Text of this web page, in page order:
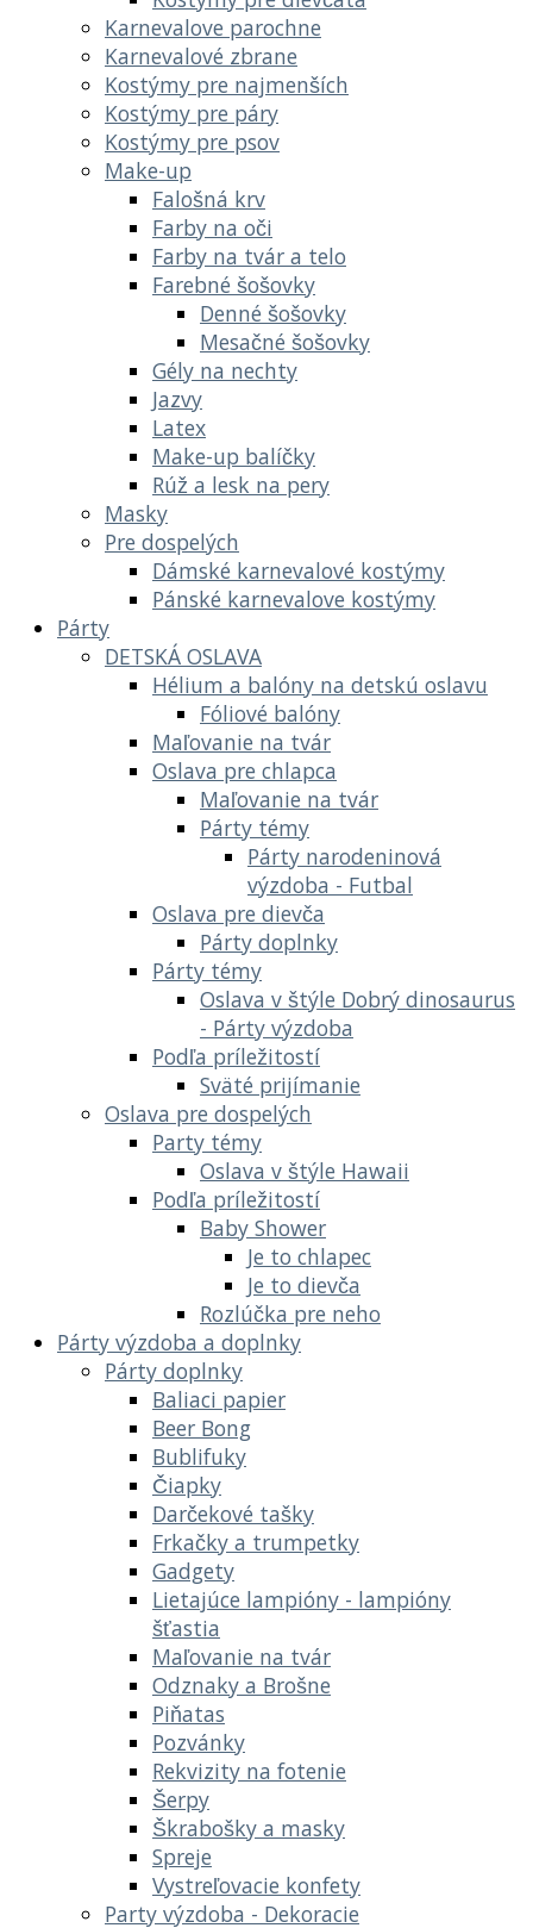
Karnevalove parochne
Karnevalové zbrane
Kostýmy pre najmenších
Kostýmy pre páry
Kostýmy pre psov
Make-up
Falošná krv
Farby na oči
Farby na tvár a telo
Farebné šošovky
Denné šošovky
Mesačné šošovky
Gély na nechty
Jazvy
Latex
Make-up balíčky
Rúž a lesk na pery
Masky
Pre dospelých
Dámské karnevalové kostýmy
Pánské karnevalove kostýmy
Párty
DETSKÁ OSLAVA
Hélium a balóny na detskú oslavu
Fóliové balóny
Maľovanie na tvár
Oslava pre chlapca
Maľovanie na tvár
Párty témy
Párty narodeninová
výzdoba - Futbal
Oslava pre dievča
Párty doplnky
Párty témy
Oslava v štýle Dobrý dinosaurus
- Párty výzdoba
Podľa príležitostí
Sväté prijímanie
Oslava pre dospelých
Party témy
Oslava v štýle Hawaii
Podľa príležitostí
Baby Shower
Je to chlapec
Je to dievča
Rozlúčka pre neho
Párty výzdoba a doplnky
Párty doplnky
Baliaci papier
Beer Bong
Bublifuky
Čiapky
Darčekové tašky
Frkačky a trumpetky
Gadgety
Lietajúce lampióny - lampióny
šťastia
Maľovanie na tvár
Odznaky a Brošne
Piňatas
Pozvánky
Rekvizity na fotenie
Šerpy
Škrabošky a masky
Spreje
Vystreľovacie konfety
Party výzdoba - Dekoracie